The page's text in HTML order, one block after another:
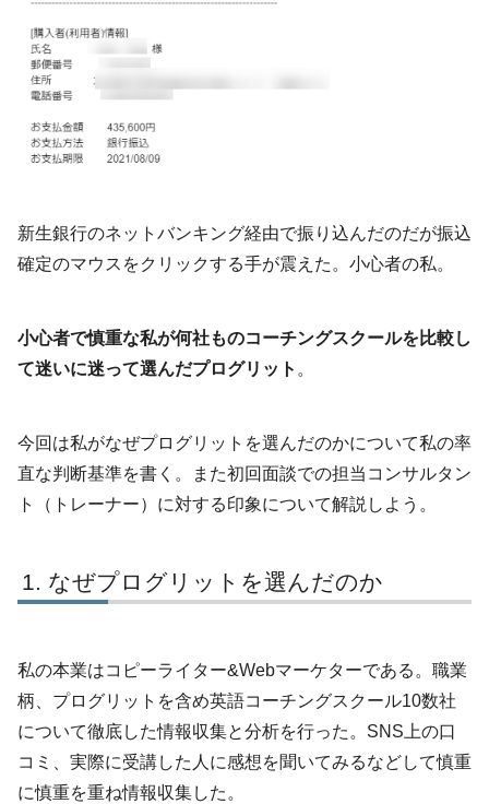
新生銀行のネットバンキング経由で振り込んだのだが振込
確定のマウスをクリックする手が震えた。小心者の私。
小心者で慎重な私が何社ものコーチングスクールを比較し
て迷いに迷って選んだプログリット 。
今回は私がなぜプログリットを選んだのかについて私の率
直な判断基準を書く。また初回面談での担当コンサルタン
ト（トレーナー）に対する印象について解説しよう。
なぜプログリットを選んだのか
私の本業はコピーライター&Webマーケターである。職業
柄、プログリットを含め英語コーチングスクール10数社
について徹底した情報収集と分析を行った。SNS上の口
コミ、実際に受講した人に感想を聞いてみるなどして慎重
に慎重を重ね情報収集した。